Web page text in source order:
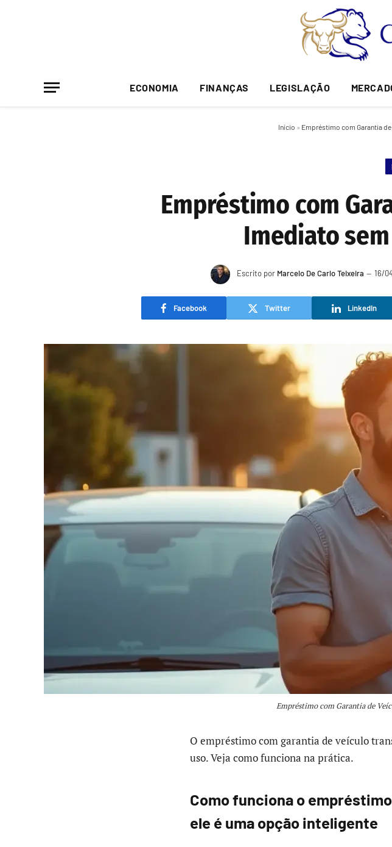
ECONOMIA FINANÇAS LEGISLAÇÃO
Início » Empréstimo com Garantia
Empréstimo com
Imediato
Escrito por Marcelo De Carlo Teixeira 16/
Facebook Twitter LinkedIn
Empréstimo com Garantia de
O empréstimo com garantia de veículo
uso. Veja como funciona na prática.
Como funciona o
ele é uma opção inteligente